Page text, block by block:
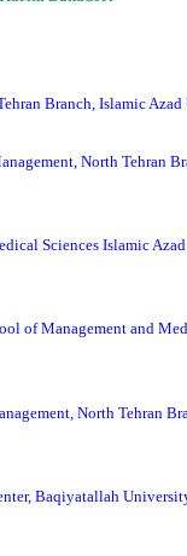
Branch, Islamic
North Tehran
Sciences Islamic
of Management and
North Tehran
Baqiyatallah